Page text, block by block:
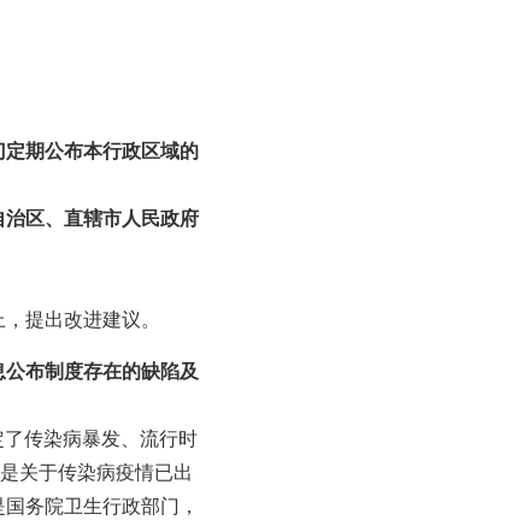
期公布本行政区域的
区、直辖市人民政府
提出改进建议。
布制度存在的缺陷及
了传染病暴发、流行时
关于传染病疫情已出
务院卫生行政部门，